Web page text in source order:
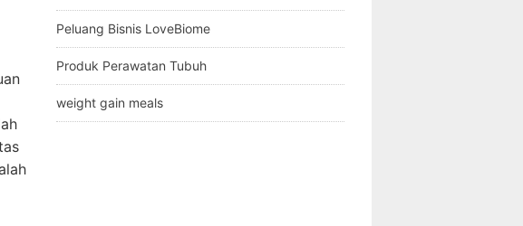
Peluang Bisnis LoveBiome
Produk Perawatan Tubuh
weight gain meals